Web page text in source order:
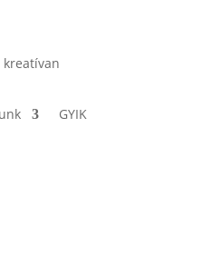
kreatívan
GYIK